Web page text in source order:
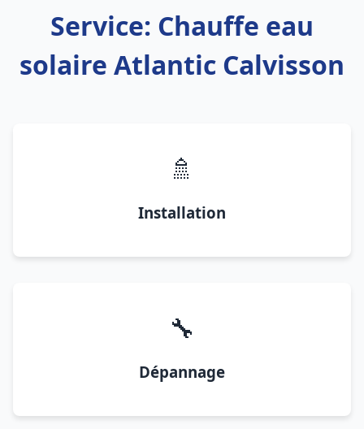
Service: Chauffe eau
solaire Atlantic Calvisson
🚿
Installation
🔧
Dépannage